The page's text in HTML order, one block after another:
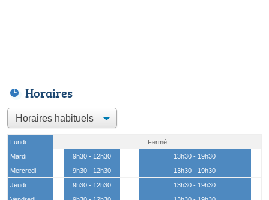
Horaires
Lundi
Fermé
Mardi
9h30 - 12h30
13h30 - 19h30
Mercredi
9h30 - 12h30
13h30 - 19h30
Jeudi
9h30 - 12h30
13h30 - 19h30